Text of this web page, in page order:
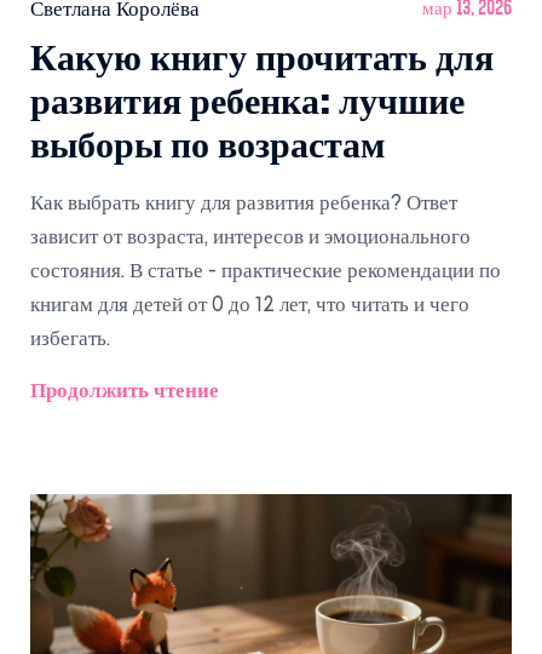
Светлана Королёва мар 13, 2026
Какую книгу прочитать для
развития ребенка: лучшие
выборы по возрастам
Как выбрать книгу для развития ребенка? Ответ
зависит от возраста, интересов и эмоционального
состояния. В статье - практические рекомендации по
книгам для детей от 0 до 12 лет, что читать и чего
избегать.
Продолжить чтение